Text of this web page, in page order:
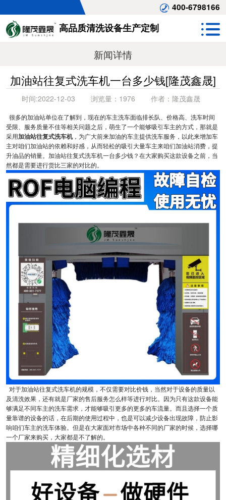
400-6798166
高品质清洗设备生产定制
新闻详情
加油站往复式洗车机一台多少钱[隆茂鑫晟]
时间:2022-12-03 浏览量： 1976 作者： 隆茂鑫晟
很多的加油站单位在了解到，现在的车主洗车面临排长队、价格高、洗车时间
受限、服务质量不佳等相关问题之后，萌生了一个能够吸引车主的方式，那就是
采用加油站往复式洗车机，为广大前来加油的车主提供洗车服务，以此来增加车
主对咱们加油站的依赖和好感，从而轻松的吸引大量车主来咱们加油站消费，提
升油品的销量。加油站往复式洗车机一台多少钱？在大家购买这款设备之前，当
然都是需要进行货比三家的对比的。
对于加油站往复式洗车机的规模，不仅需要对比价钱，当然对于设备的质量以
及清洗效果，还有就是厂家的售后服务怎么样等进行对比。因为只有这款设备能
够满足不同车主的洗车需求，才能够吸引更多的更多的车流量。而且选择一个质
量靠谱的设备的话，在后期的使用过程中，也是可以减少设备出现故障，防止影
响咱们车主的洗车体验。但是在大家面对市场中各种不同的厂家的时候，选择哪
一个厂家来购买，大家都是不了解的。